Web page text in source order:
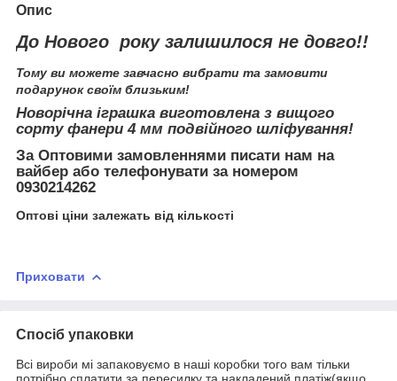
Опис
До Нового року залишилося не довго!!
Тому ви можете завчасно вибрати та замовити
подарунок своїм близьким!
Новорічна іграшка виготовлена з вищого
сорту фанери 4 мм подвійного шліфування!
За Оптовими замовленнями писати нам на
вайбер або телефонувати за номером
0930214262
Оптові ціни залежать від кількості
Приховати
Спосіб упаковки
Всі вироби мі запаковуємо в наші коробки того вам тільки
потрібно сплатити за пересилку та накладений платіж(якщо